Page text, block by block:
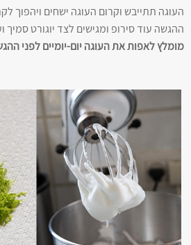
העוגה תתייבש וקרום העוגה ישחים ויהפוך
ההגשה עוד סירופ ומגישים לצד יוגורט סמיך
מומלץ לאפות את העוגה יום-יומיים לפני